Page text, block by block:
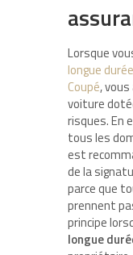
Lorsque
longue
Coupé,
voiture
risques. En
tous les
est
de la
parce que
prennent
principe
longue